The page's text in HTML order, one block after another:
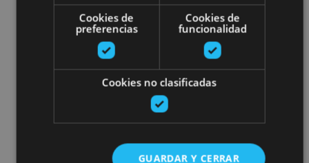
Senderismo y montaña
Experiencias con alojamiento
Alojamientos singulares premium
Turismo activo selecto
Cookies de
preferencias
Cookies de
funcionalidad
Cookies no clasificadas
GUARDAR Y CERRAR